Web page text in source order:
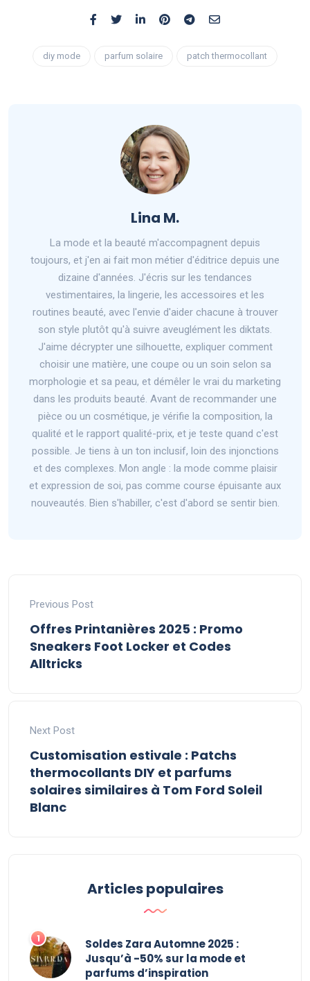
diy mode parfum solaire patch thermocollant
Lina M.
La mode et la beauté m'accompagnent depuis
toujours, et j'en ai fait mon métier d'éditrice depuis une
dizaine d'années. J'écris sur les tendances
vestimentaires, la lingerie, les accessoires et les
routines beauté, avec l'envie d'aider chacune à trouver
son style plutôt qu'à suivre aveuglément les diktats.
J'aime décrypter une silhouette, expliquer comment
choisir une matière, une coupe ou un soin selon sa
morphologie et sa peau, et démêler le vrai du marketing
dans les produits beauté. Avant de recommander une
pièce ou un cosmétique, je vérifie la composition, la
qualité et le rapport qualité-prix, et je teste quand c'est
possible. Je tiens à un ton inclusif, loin des injonctions
et des complexes. Mon angle : la mode comme plaisir
et expression de soi, pas comme course épuisante aux
nouveautés. Bien s'habiller, c'est d'abord se sentir bien.
Previous Post
Offres Printanières 2025 : Promo
Sneakers Foot Locker et Codes
Alltricks
Next Post
Customisation estivale : Patchs
thermocollants DIY et parfums
solaires similaires à Tom Ford Soleil
Blanc
Articles populaires
Soldes Zara Automne 2025 :
Jusqu’à -50% sur la mode et
parfums d’inspiration